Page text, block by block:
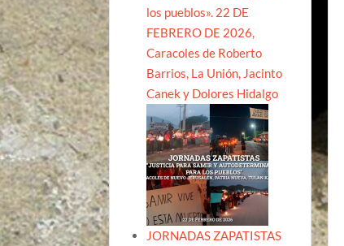
los pueblos». 22 DE
FEBRERO DE 2026,
Caracoles de Roberto
Barrios, La Unión, Jacinto
Canek y Dolores Hidalgo
JORNADAS ZAPATISTAS